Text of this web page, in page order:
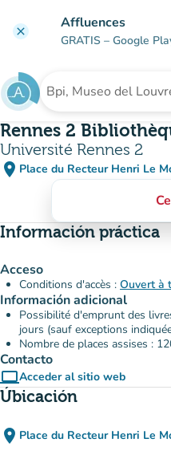
clear Affluences
GRATIS – Google
Buscar un
Rennes 2
Université Rennes 2
place Place du Recteur Henri Le
Información práctica
Acceso
Conditions d'accès : Ouvert à
Información adicional
Possibilité d'emprunt des
jours (sauf exceptions
Nombre de places assises :
Contacto
computerAcceder al sitio web
(nueva pestaña)
Úbicación
place Place du Recteur Henri Le